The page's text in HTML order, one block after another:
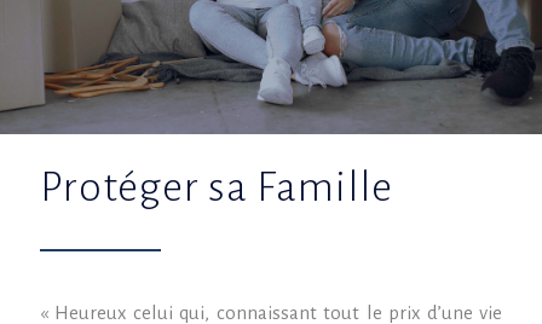
Protéger sa Famille
« Heureux celui qui, connaissant tout le prix d’une vie